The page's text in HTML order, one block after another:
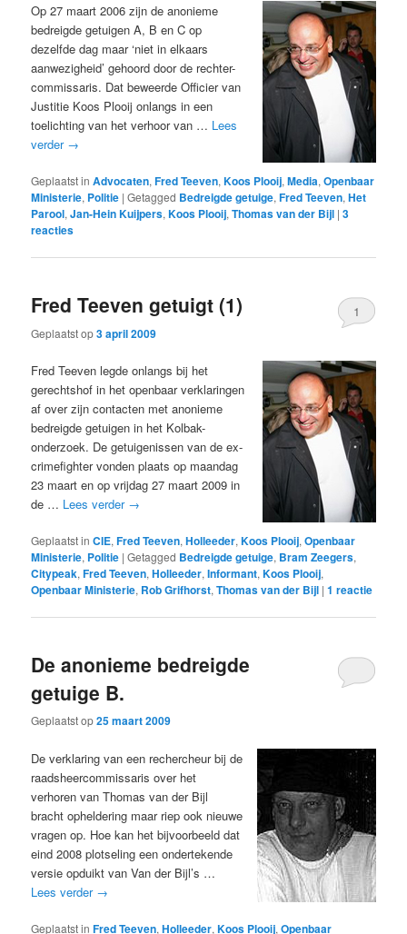
Op 27 maart 2006 zijn de anonieme
bedreigde getuigen A, B en C op
dezelfde dag maar ‘niet in elkaars
aanwezigheid’ gehoord door de rechter-
commissaris. Dat beweerde Officier van
Justitie Koos Plooij onlangs in een
toelichting van het verhoor van … Lees
verder →
Geplaatst in Advocaten,Fred Teeven,Koos Plooij,Media,Openbaar
Ministerie, Politie |Getagged Bedreigde getuige,Fred Teeven,Het
Parool,Jan-Hein Kuijpers,Koos Plooij,Thomas van der Bijl |3
reacties
Fred Teeven getuigt (1)
Geplaatst op3 april 2009
1
Fred Teeven legde onlangs bij het
gerechtshof in het openbaar verklaringen
af over zijn contacten met anonieme
bedreigde getuigen in het Kolbak-
onderzoek. De getuigenissen van de ex-
crimefighter vonden plaats op maandag
23 maart en op vrijdag 27 maart 2009 in
de … Lees verder →
Geplaatst in CIE,Fred Teeven,Holleeder,Koos Plooij,Openbaar
Ministerie, Politie |Getagged Bedreigde getuige, Bram Zeegers,
Citypeak,Fred Teeven,Holleeder,Informant,Koos Plooij,
Openbaar Ministerie, Rob Grifhorst,Thomas van der Bijl |1 reactie
De anonieme bedreigde
getuige B.
Geplaatst op25 maart 2009
De verklaring van een rechercheur bij de
raadsheercommissaris over het
verhoren van Thomas van der Bijl
bracht opheldering maar riep ook nieuwe
vragen op. Hoe kan het bijvoorbeeld dat
eind 2008 plotseling een ondertekende
versie opduikt van Van der Bijl’s …
Lees verder →
Geplaatst in Fred Teeven,Holleeder,Koos Plooij,Openbaar